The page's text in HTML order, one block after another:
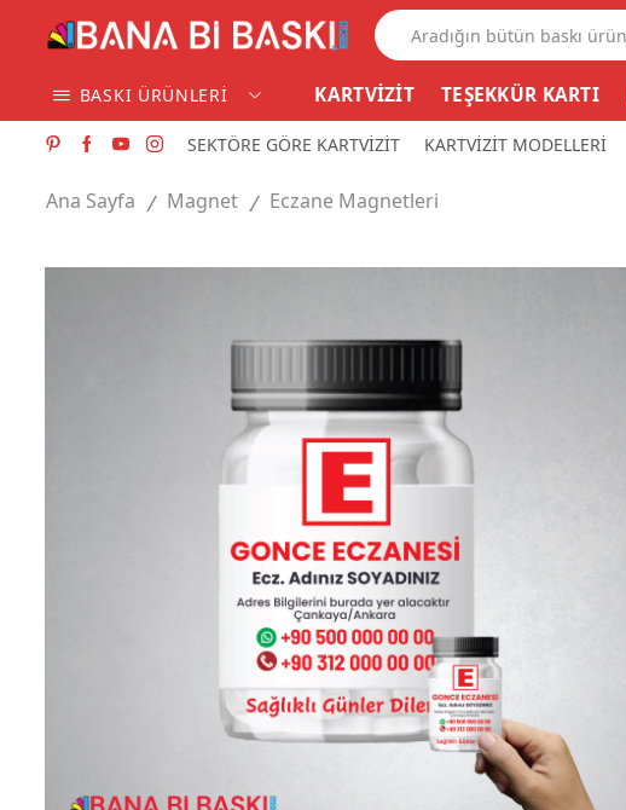
BASKI ÜRÜNLERİ KARTVİZİT TEŞEKKÜR KARTI
SEKTÖRE GÖRE KARTVİZİT KARTVİZİT MODELLERİ
Ana Sayfa / Magnet / Eczane Magnetleri